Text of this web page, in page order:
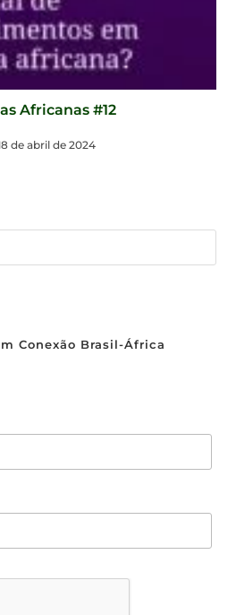
Africanas #12
de abril de 2024
Conexão Brasil-África